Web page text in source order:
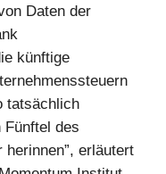
Daten der
künftige
tatsächlich
Fünftel des
erläutert